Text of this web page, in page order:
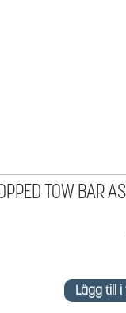
TOW BAR
Lägg till